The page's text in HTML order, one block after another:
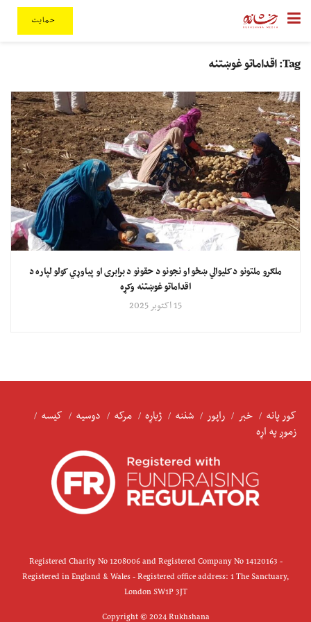
حمایت
Tag: اقداماتو غوښتنه
ملګرو ملتونو د کلیوالي ښځو او نجونو د حقونو د برابری او پیاوړي کولو لپاره د
اقداماتو غوښتنه وکړه
15 اکتوبر 2025
کور پانه خبر راپور شننه ژباړه مرکه دوسیه
کیسه
زموږ په اړه
Registered Charity No 1208006 and Registered Company No 14120163 -
Registered in England & Wales - Registered office address: 1 The Sanctuary,
London SW1P 3JT
Copyright © 2024 Rukhshana